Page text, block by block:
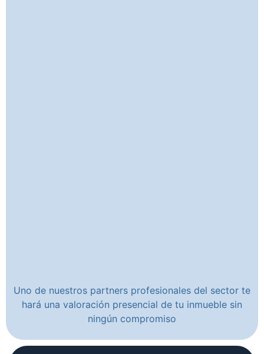
Uno de nuestros partners profesionales del sector te
hará una valoración presencial de tu inmueble sin
ningún compromiso